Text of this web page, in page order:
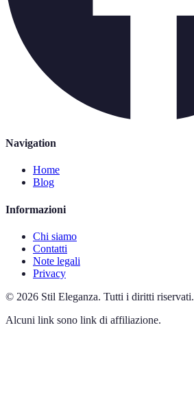
Navigation
Home
Blog
Informazioni
Chi siamo
Contatti
Note legali
Privacy
© 2026 Stil Eleganza. Tutti i diritti riservati.
Alcuni link sono link di affiliazione.